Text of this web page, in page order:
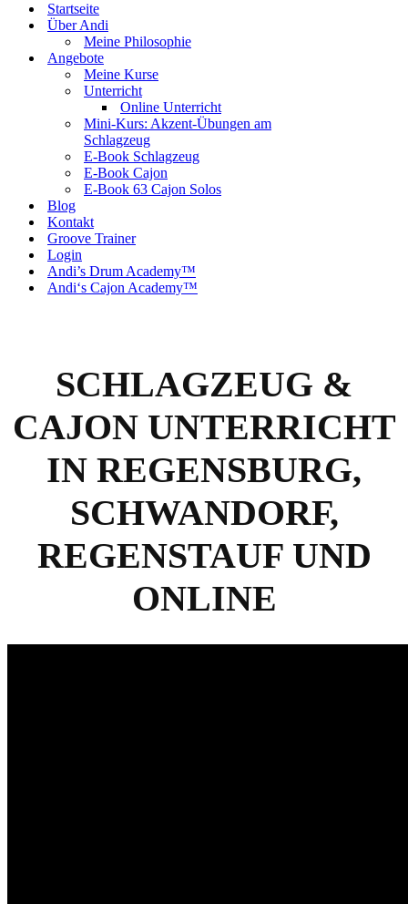
Startseite
Über Andi
Meine Philosophie
Angebote
Meine Kurse
Unterricht
Online Unterricht
Mini-Kurs: Akzent-Übungen am
Schlagzeug
E-Book Schlagzeug
E-Book Cajon
E-Book 63 Cajon Solos
Blog
Kontakt
Groove Trainer
Login
Andi’s Drum Academy™
Andi‘s Cajon Academy™
SCHLAGZEUG &
CAJON UNTERRICHT
IN REGENSBURG,
SCHWANDORF,
REGENSTAUF UND
ONLINE